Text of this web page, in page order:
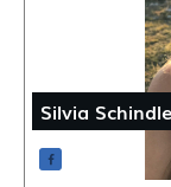
Silvia